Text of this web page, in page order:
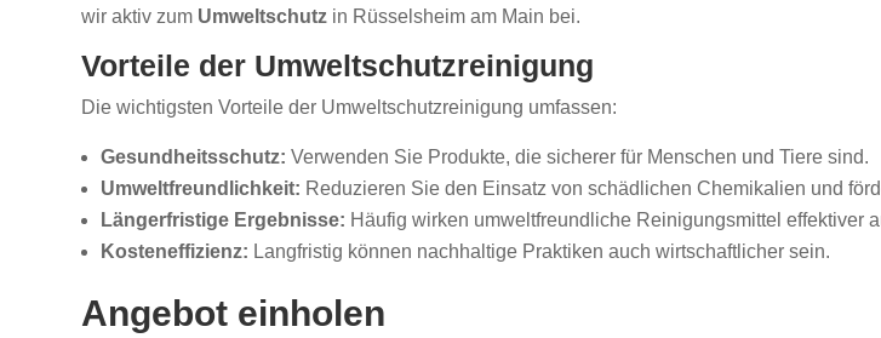
wir aktiv zum Umweltschutz in Rüsselsheim am Main bei.
Vorteile der Umweltschutzreinigung
Die wichtigsten Vorteile der Umweltschutzreinigung umfassen:
Gesundheitsschutz: Verwenden Sie Produkte, die sicherer für Menschen und Tiere sind.
Umweltfreundlichkeit: Reduzieren Sie den Einsatz von schädlichen Chemikalien und
Längerfristige Ergebnisse: Häufig wirken umweltfreundliche Reinigungsmittel effektiver
Kosteneffizienz: Langfristig können nachhaltige Praktiken auch wirtschaftlicher sein.
Angebot einholen